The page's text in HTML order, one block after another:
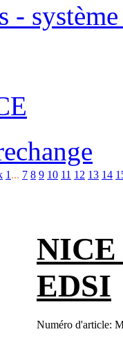
-
1 ... 7 8 9 10 11 12 13 14
NICE
EDSI
Numéro d'article: